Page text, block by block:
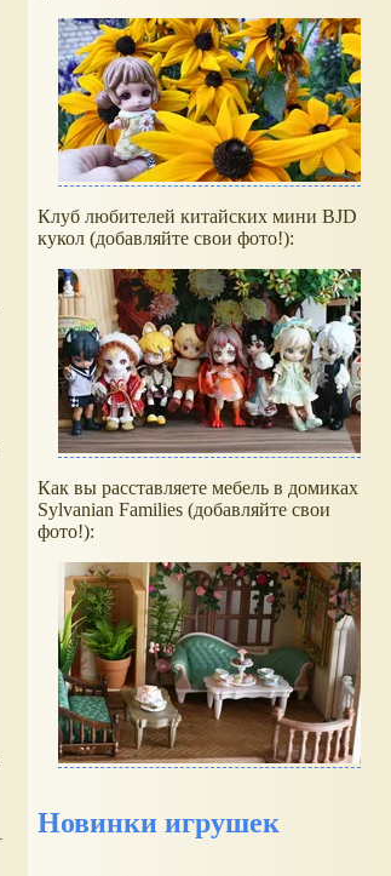
Клуб любителей китайских мини BJD
кукол (добавляйте свои фото!):
Как вы расставляете мебель в домиках
Sylvanian Families (добавляйте свои
фото!):
Новинки игрушек